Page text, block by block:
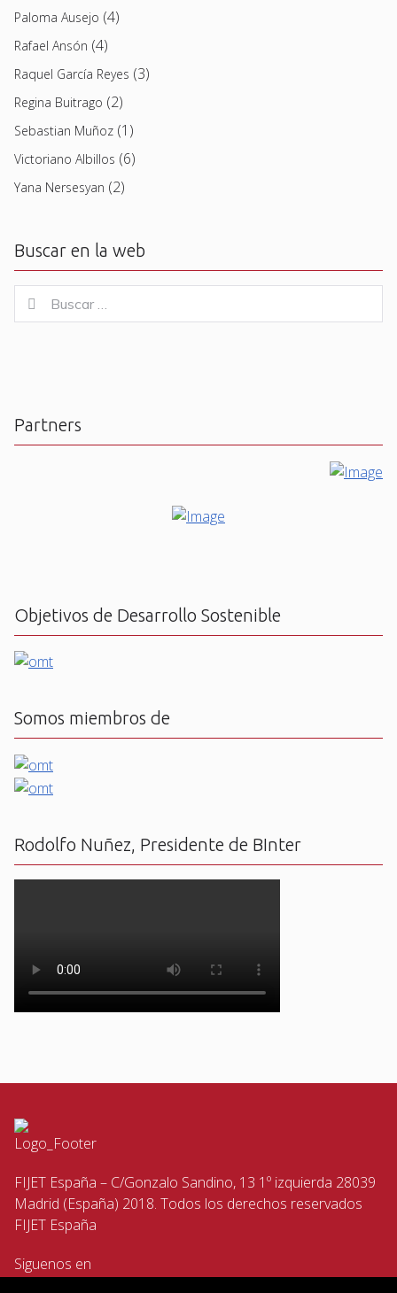
Paloma Ausejo (4)
Rafael Ansón (4)
Raquel García Reyes (3)
Regina Buitrago (2)
Sebastian Muñoz (1)
Victoriano Albillos (6)
Yana Nersesyan (2)
Buscar en la web
for:
Buscar
Partners
Objetivos de Desarrollo Sostenible
Somos miembros de
Rodolfo Nuñez, Presidente de BInter
FIJET España – C/Gonzalo Sandino, 13 1º izquierda 28039
Madrid (España) 2018. Todos los derechos reservados
FIJET España
Siguenos en